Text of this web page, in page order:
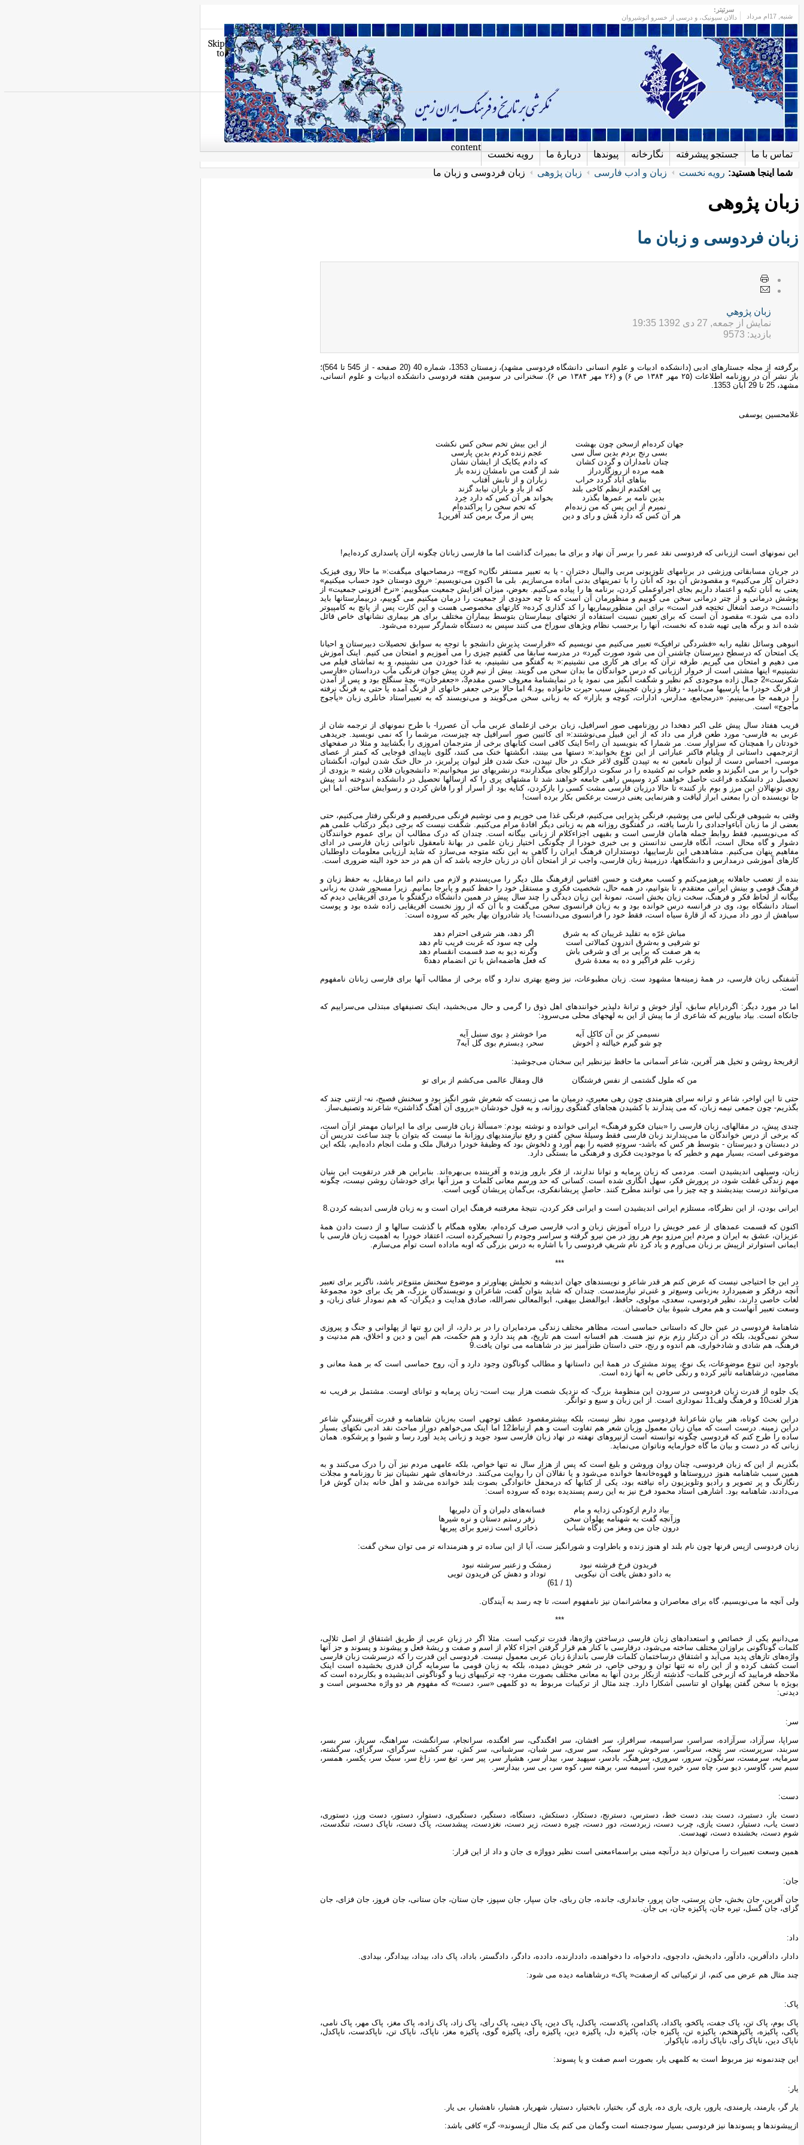
شنبه
سرتیتر:
دالان سیونیک، و درسی از خسرو انوشیروان
رویه نخست دربارهٔ ما پیوندها نگارخانه جستجو پیشرفته تماس با ما
Skip
to
content
شما اینجا هستید: رویه نخست زبان و ادب فارسی زبان پژوهی زبان فردوسی و زبان ما
زبان پژوهی
زبان فردوسی و زبان ما
زبان پژوهي
نمایش از جمعه, 27 دی 1392 19:35
بازدید: 9573
برگرفته از مجله جستارهای ادبی (دانشکده ادبیات و علوم انسانی دانشگاه فردوسی مشهد)، زمستان 1353، شماره 40 (20 صفحه - از 545 تا 564)؛
باز نشر آن در روزنامه اطلاعات (۲۵ م‍ه‍ر ۱۳۸۴ ص‌ ۶) و (۲۶ م‍ه‍ر ۱۳۸۴ ص‌ ۶). سخنرانی در سومین هفته فردوسی دانشکده ادبیات و علوم انسانی،
مشهد، 25 تا 29 آبان 1353.
غلامحسین یوسفی
جهان کرده‌ام ازسخن چون بهشت از این بیش تخم سخن کس نکشت‏
بسی رنج بردم بدین سال سی عجم زنده کردم بدین پارسی‏
چنان نامداران و گردن کشان که دادم یکایک از ایشان نشان‏
همه مرده از روزگاردراز شد از گفت من نامشان زنده باز
بناهای آباد گردد خراب زباران و از تابش آفتاب‏
پی افکندم ازنظم کاخی بلند که از باد و باران نیابد گزند
بدین نامه بر عمرها بگذرد بخواند هر آن کس که دارد خِرد
نمیرم از این پس که من زنده‌ام که تخم سخن را پراکنده‌ام‏
هر آن کس که دارد هُش و رای و دین پس از مرگ برمن کند آفرین‏1
این نمونه‏ای است اززبانی که فردوسی نقد عمر را برسر آن نهاد و برای ما بمیراث گذاشت اما ما فارسی زبانان چگونه ازآن پاسداری کرده‌ایم!
در جریان مسابقاتی ورزشی در برنامه‏ای تلوزیونی مربی والیبال دختران - یا به تعبیر مستفر نگان« کوچ»- درمصاحبه‏ای میگفت:« ما حالا روی فیزیک
دختران کار می‌کنیم» و مقصودش آن بود که آنان را با تمرینهای بدنی آماده می‌سازیم. بلی ما اکنون می‌نویسیم: «روی دوستان خود حساب میکنیم»
یعنی به آنان تکیه و اعتماد داریم بجای اجراوعملی کردن، برنامه ها را پیاده می‌کنیم. بعوض، میزان افزایش جمعیت میگوییم: «نرخ افزونی جمعیت» از
پوشش درمانی و از چتر درمانی سخن می گوییم و منظورمان آن است که تا چه حدودی از جمعیت را درمان میکنیم می گوییم، دربیمارستانها باید
دانست« درصد اشغال تخت‏چه قدر است» برای این منظوربیماریها را کد گذاری کرده« کارتهای مخصوصی هست و این کارت پس از پانچ به کامپیوتر
داده می شود.» مقصود آن است که برای تعیین نسبت استفاده از تختهای بیمارستان بتوسط بیماران مختلف برای هر بیماری نشانه‏ای خاص قائل
شده اند و برگه هایی تهیه شده که نخست، آنها را برحسب نظام ویژه‏ای سوراخ می کنند سپس به دستگاه شمارگر سپرده می‌شود.
انبوهی وسائل نقلیه رابه «فشردگی ترافیک» تعبیر می‌کنیم می نویسیم که «قرارست پذیرش دانشجو با توجه به سوابق تحصیلات دبیرستان و احیانا
یک امتحان که درسطح دبیرستان چاشنی آن می شود صورت گیرد» در مدرسه سابقا می گفتیم چیزی را می آموزیم و امتحان می کنیم. اینک آموزش
می دهیم و امتحان می گیریم. طرفه ترآن که برای هر کاری می نشینیم:« به گفتگو می نشینیم، به غذا خوردن می نشینیم، و به تماشای فیلم می
نشینیم» اینها مشتی است از خروار اززبانی که درس خواندگان ما بدان سخن می گویند. بیش از نیم قرن پیش جوان فرنگی مآب درداستان «فارسی
شکرست»2 جمال زاده موجودی کم نظیر و شگفت انگیز می نمود یا در نمایشنامهٔ معروف حسن مقدم3، «جعفرخان»- بچهٔ سنگلج بود و پس از آمدن
از فرنگ خودرا ما پارسیها می‌نامید - رفتار و زبان عجیبش سبب حیرت خانواده بود.4 اما حالا برخی جعفر خانهای از فرنگ آمده یا حتی به فرنگ نرفته
را درهمه جا می‌بینیم: «درمجامع، مدارس، ادارات، کوچه و بازار» که به زبانی سخن می‌گویند و می‌نویسند که به تعبیراستاد خانلری زبان «یأجوج
مأجوج» است.
قریب هفتاد سال پیش علی اکبر دهخدا در روزنامه‏ی صور اسرافیل، زبان برخی ازعلمای عربی مأب آن عصررا- با طرح نمونه‏ای از ترجمه شان از
عربی به فارسی- مورد طعن قرار می داد که از این قبیل می‌نوشتند:« ای کاتبین صور اسرافیل چه چیزست، مرشما را که نمی نویسید. جریده‏ی
خودتان را همچنان که سزاوار ست. مر شمارا که بنویسید آن را»5 اینک کافی است کتابهای برخی از مترجمان امروزی را بگشایید و مثلا در صفحه‏ای
ازترجمه‏ی داستانی از ویلیام فاکنر عباراتی از این نوع بخوانید:« دستها می بینند، انگشتها خنک می کنند، گلوی ناپیدای قوجایی که کمتر از عصای
موسی، احساس دست از لیوان نامعین نه به تپیدن گلوی لاغر خنک در حال تپیدن، خنک شدن فلز لیوان پرلبریز، در حال خنک شدن لیوان، انگشتان
خواب را بر می انگیزند و طعم خواب نم کشیده را در سکوت درازگلو بجای میگذارند» درنشریه‏ای نیز میخوانیم:« دانشجویان فلان رشته « بزودی از
تحصیل در دانشکده فراغت حاصل خواهند کرد وسپس راهی جامعه خواهند شد تا مشتهای پری را که ازسالها تحصیل در دانشکده اندوخته اند پیش
روی نونهالان این مرز و بوم باز کنند» تا حالا درزبان فارسی مشت کسی را بازکردن، کنایه بود از اسرار او را فاش کردن و رسوایش ساختن. اما این
جا نویسنده آن را بمعنی ابراز لیاقت و هنرنمایی یعنی درست برعکس بکار برده است!
وقتی به شیوه‏ی فرنگی لباس می پوشیم، فرنگی پذیرایی می‌کنیم، فرنگی غذا می خوریم و می نوشیم فرنگی می‌رقصیم و فرنگی رفتار می‌کنیم، حتی
بعضی از ما زبان آباءواجدادی را نارسا یافته، در گفتگوی روزانه هم به زبانی دیگر افادهٔ مرام می‌کنیم. شگفت نیست که برخی دیگر درکتاب علمی هم
که می‌نویسیم، فقط روابط جمله هامان فارسی است و بقیه‏ی اجزاءکلام از زبانی بیگانه است. چندان که درک مطالب آن برای عموم خوانندگان
دشوار و گاه محال است، آنگاه فارسی ندانستن و بی خبری خودرا از چگونگی اختیار زبان علمی در بهانهٔ نامعقول ناتوانی زبان فارسی در ادای
مفاهیم پنهان می‌کنیم. مشاهده‏ی این نارساییها، دوستداران فرهنگ ایران را گاهی به این نکته متوجه می‌سازد که شاید ارزیابی معلومات داوطلبان
کارهای آموزشی درمدارس و دانشگاهها، درزمینهٔ زبان فارسی، واجب تر از امتحان آنان در زبان خارجه باشد که آن هم در حد خود البته ضروری است.
بنده از تعصب جاهلانه پرهیزمی‌کنم و کسب معرفت و حسن اقتباس ازفرهنگ ملل دیگر را می‌پسندم و لازم می دانم اما درمقابل، به حفظ زبان و
فرهنگ قومی و بینش ایرانی معتقدم، تا بتوانیم، در همه حال، شخصیت فکری و مستقل خود را حفظ کنیم و پابرجا بمانیم. زیرا مسحور شدن به زبانی
بیگانه از لحاظ فکر و فرهنگ، سخت زیان بخش است، نمونهٔ این زیان دیدگی را چند سال پیش در همین دانشگاه درگفتگو با مردی آفریقایی دیدم که
استاد دانشگاه بود، وی در فرانسه درس خوانده بود و به زبان فرانسوی سخن می‌گفت و با آن که از روز نخست آفریقایی زاده شده بود و پوست
سیاهش از دور داد می‌زد که از قارهٔ سیاه است، فقط خود را فرانسوی می‌دانست! یاد شادروان بهار بخیر که سروده است:
مباش غرّه به تقلید غریبان که به شرق اگر دهد، هنر شرقی احترام دهد
تو شرقیی و به‌شرق اندرون کمالاتی است ولی چه سود که غربت فریب تام دهد
به هر صفت که برآیی بر آی و شرقی باش وگرنه دیو به صد قسمت انقسام دهد
زغرب علم فراگیر و ده به معدهٔ شرق که فعل هاضمه‌اش با تن انضمام دهد6
آشفتگی زبان فارسی، در همهٔ زمینه‌ها مشهود ست. زبان مطبوعات، نیز وضع بهتری ندارد و گاه برخی از مطالب آنها برای فارسی زبانان نامفهوم
است.
اما در مورد دیگر: اگردرایام سابق، آواز خوش و ترانهٔ دلپذیر خواننده‏ای اهل ذوق را گرمی و حال می‌بخشید، اینک تصنیفهای مبتذلی می‌سراییم که
جانکاه است. بیاد بیاوریم که شاعری از ما پیش از این به لهجه‏ای محلی می‌سرود:
نسیمی کز بن آن کاکل آیه مرا خوشتر دِ بوی سنبل آیه‏
چو شو گیرم خیالته دِ آخوش سحر، دِبسترم بوی گل آیه‏7
ازقریحهٔ روشن و تخیل هنر آفرین، شاعر آسمانی ما حافظ نیزنظیر این سخنان می‌جوشید:
من که ملول گشتمی از نفس فرشتگان قال ومقال عالمی می‌کشم از برای تو
حتی تا این اواخر، شاعر و ترانه سرای هنرمندی چون رهی معیری، درمیان ما می زیست که شعرش شور انگیز بود و سخنش فصیح، نه- ازتنی چند که
بگذریم- چون جمعی نیمه زبان، که می پندارند با کشیدن هجاهای گفتگوی روزانه، و به قول خودشان «برروی آن آهنگ گذاشتن» شاعرند وتصنیف‌ساز.
چندی پیش، در مقاله‏ای، زبان فارسی را «بنیان فکرو فرهنگ» ایرانی خوانده و نوشته بودم: «مسألهٔ زبان فارسی برای ما ایرانیان مهمتر ازآن است،
که برخی از درس خواندگان ما می‌پندارند زبان فارسی فقط وسیلهٔ سخن گفتن و رفع نیازمندیهای روزانهٔ ما نیست که بتوان با چند ساعت تدریس آن
در دبستان و دبیرستان - بتوسط هر کس که باشد- سروتهِ قضیه را بهم آورد و دلخوش بود که وظیفهٔ خودرا درقبال ملک و ملت انجام داده‌ایم، بلکه این
موضوعی است، بسیار مهم و خطیر که با موجودیت فکری و فرهنگی ما بستگی دارد.
زبان، وسیله‏ی اندیشیدن است. مردمی که زبان پرمایه و توانا ندارند، از فکر بارور وزنده و آفریننده بی‌بهره‌اند. بنابراین هر قدر درتقویت این بنیان
مهم زندگی غفلت شود، در پرورش فکر، سهل انگاری شده است. کسانی که حد ورسم معانی کلمات و مرز آنها برای خودشان روشن نیست، چگونه
می‌توانند درست بیندیشند و چه چیز را می توانند مطرح کنند. حاصلِ پریشان‏فکری، بی‌گمان پریشان گویی است.
ایرانی بودن، از این نظرگاه، مستلزم ایرانی اندیشیدن است و ایرانی فکر کردن، نتیجهٔ معرفت‏به فرهنگ ایران است و به زبان فارسی اندیشه کردن.8
اکنون که قسمت عمده‏ای از عمر خویش را درراه آموزش زبان و ادب فارسی صرف کرده‌ام، بعلاوه همگام با گذشت سالها و از دست دادن همهٔ
عزیزان، عشق به ایران و مردم این مرزو بوم هر روز در من نیرو گرفته و سراسر وجودم را تسخیرکرده است، اعتقاد خودرا به اهمیت زبان فارسی با
ایمانی استوارتر ازپیش بر زبان می‌آورم و یاد کردِ نام شریفِ فردوسی را با اشاره به درس بزرگی که اوبه ماداده است توأم می‌سازم.
***
در این جا احتیاجی نیست که عرض کنم هر قدر شاعر و نویسنده‏ای جهان اندیشه و تخیلش پهناورتر و موضوع سخنش متنوع‌تر باشد، ناگزیر برای تعبیر
آنچه درفکر و ضمیردارد به‌زبانی وسیع‌تر و غنی‌تر نیازمندست. چندان که شاید بتوان گفت، شاعران و نویسندگان بزرگ، هر یک برای خود مجموعهٔ
لغات خاصی دارند، نظیر فردوسی، سعدی، مولوی، حافظ، ابوالفضل بیهقی، ابوالمعالی نصرالله، صادق هدایت و دیگران- که هم نمودار غنای زبان، و
وسعت تعبیر آنهاست و هم معرف شیوهٔ بیان خاصشان.
شاهنامهٔ فردوسی در عین حال که داستانی حماسی است، مظاهر مختلف زندگی مردم‏ایران را در بر دارد، از این رو تنها از پهلوانی و جنگ و پیروزی
سخن نمی‌گوید، بلکه در آن درکنار رزم بزم نیز هست. هم افسانه است هم تاریخ، هم پند دارد و هم حکمت، هم آیین و دین و اخلاق، هم مدنیت و
فرهنگ، هم شادی و شادخواری، هم اندوه و رنج، حتی داستان طنزآمیز نیز در شاهنامه می توان یافت.9
باوجود این تنوع موضوعات، یک نوع، پیوند مشترک در همهٔ این داستانها و مطالب گوناگون وجود دارد و آن، روح حماسی است که بر همهٔ معانی و
مضامین، درشاهنامه تأثیر کرده و رنگی خاص به آنها زده است.
یک جلوه از قدرت زبان فردوسی در سرودن این منظومهٔ بزرگ- که نزدیک شصت هزار بیت است- زبان پرمایه و توانای اوست. مشتمل بر قریب نه
هزار لغت10 و فرهنگ ولف11 نموداری است. از این زبان و سیع و توانگر.
دراین بحث کوتاه، هنر بیان شاعرانهٔ فردوسی مورد نظر نیست، بلکه بیشترمقصود عطف توجهی است به‌زبان شاهنامه و قدرت آفرینندگیِ شاعر
دراین زمینه. درست است که میان زبان معمول وزبان شعر هم تفاوت است و هم ارتباط12 اما اینک می‌خواهم دوراز مباحث نقد ادبی نکته‏ای بسیار
ساده را طرح کنم که فردوسی چگونه توانسته است ازنیروهای نهفته در نهاد زبان فارسی سود جوید و زبانی پدید آورد رسا و شیوا و پرشکوه. همان
زبانی که در دست و بیان ما گاه خوارمایه وناتوان می‌نماید.
بگذریم از این که زبان فردوسی، چنان روان وروشن و بلیغ است که پس از هزار سال نه تنها خواص، بلکه عامه‏ی مردم نیز آن را درک می‌کنند و به
همین سبب شاهنامه هنوز درروستاها و قهوه‌خانه‌ها خوانده می‌شود و یا نقالان آن را روایت می‌کنند. درخانه‌های شهر نشینان نیز تا روزنامه و مجلات
رنگارنگ و پر تصویر و رادیو وتلویزیون راه نیافته بود، یکی از کتابها که درمحفل خانوادگی بصوت بلند خوانده می‌شد و اهل خانه بدان گوش فرا
می‌دادند، شاهنامه بود. اشاره‏ی استاد محمود فرخ نیز به این رسم پسندیده بوده که سروده است:
بیاد دارم ازکودکی زدایه و مام فسانه‌های دلیران و آن دلیریها
وزآنچه گفت به شهنامه پهلوان سخن زفر رستم دستان و نره شیرها
درون جان من ومغز من زگاه شباب ذخائری است زنیرو برای پیریها
زبان فردوسی ازپس قرنها چون نام بلند او هنوز زنده و باطراوت و شورانگیز ست، آیا از این ساده تر و هنرمندانه تر می توان سخن گفت:
فریدون فرخ فرشته نبود زمشک و زعنبر سرشته نبود
به دادو دهش یافت آن نیکویی توداد و دهش کن فریدون تویی‏
(1 / 61)
ولی آنچه ما می‌نویسیم، گاه برای معاصران و معاشرانمان نیز نامفهوم است، تا چه رسد به آیندگان.
***
می‌دانیم یکی از خصائص و استعدادهای زبان فارسی درساختن واژه‌ها، قدرت ترکیب است. مثلا اگر در زبان عربی از طریق اشتقاق از اصل ثلالی،
کلمات گوناگونی براوزان مختلف ساخته می‌شود، درفارسی با کنار هم قرار گرفتن اجزاء کلام از اسم و صفت و ریشهٔ فعل و پیشوند و پسوند و جز آنها
واژه‌های تازه‏ای پدید می‌آید و اشتقاق درساختمان کلمات فارسی باندازهٔ زبان عربی معمول نیست. فردوسی این قدرت را که درسرشت زبان فارسی
است کشف کرده و از این راه نه تنها توان و روحی خاص، در شعر خویش دمیده، بلکه به زبان قومی ما سرمایه گران قدری بخشیده است اینک
ملاحظه فرمایید که ازبرخی کلمات- گذشته ازبکار بردن آنها به معانی مختلف بصورت مفرد- چه ترکیبهای زیبا و گوناگونی اندیشیده و بکاربرده است که
بویژه با سخن گفتن پهلوان او تناسبی آشکارا دارد. چند مثال از ترکیبات مربوط به دو کلمه‏ی «سر، دست» که مفهوم هر دو واژه محسوس است و
دیدنی:
سر:
سراپا، سرآزاد، سرآزاده، سراسر، سراسیمه، سرافراز، سر افشان، سر افگندگی، سر افگنده، سرانجام، سرانگشت، سراهنگ، سریاز، سر بسر،
سربند، سرپرست، سر پنجه، سرتاسر، سرخوش، سر سبک، سر سری، سر شبان، سرشبانی، سر کش، سر کشی، سرگرای، سرگزای، سرگشته،
سرمایه، سرمست، سرنگون، سرور، سروری، سرهنگ، بادسر، سپهبد سر، بیدار سر، هشیار سر، پیر سر، تیغ سر، زاغ سر، سبک سر، یکسر، همسر،
سیم سر، گاوسر، دیو سر، چاه سر، خیره سر، آسیمه سر، برهنه سر، کوه سر، بی سر، بیدارسر.
دست:
دست باز، دستبرد، دست بند، دست خط، دسترس، دسترنج، دستکار، دستکش، دستگاه، دستگیر، دستگیری، دستوار، دستور، دست ورز، دستوری،
دست یاب، دستیار، دست یازی، چرب دست، زبردست، دور دست، چیره دست، زیر دست، نغزدست، پیشدست، پاک دست، ناپاک دست، تنگدست،
شوم دست، بخشنده دست، تهیدست.
همین وسعت تعبیرات را می‌توان دید درآنچه مبنی براسماءمعنی است نظیر دوواژه ی جان و داد از این قرار:
جان:
جان آفرین، جان بخش، جان پرستی، جان پرور، جانداری، جانده، جان ربای، جان سپار، جان سپوز، جان ستان، جان ستانی، جان فروز، جان فزای، جان
گزای، جان گسل، تیره جان، پاکیزه جان، بی جان.
داد:
دادار، دادآفرین، دادآور، دادبخش، دادجوی، دادخواه، دا دخواهنده، داددارنده، دادده، دادگر، دادگستر، باداد، پاک داد، بیداد، بیدادگر، بیدادی.
چند مثال هم عرض می کنم، از ترکیباتی که ازصفت« پاک» درشاهنامه دیده می شود:
پاک:
پاک بوم، پاک تن، پاک جفت، پاکخو، پاکداد، پاکدامن، پاکدست، پاکدل، پاک دین، پاک دینی، پاک رأی، پاک زاد، پاک زاده، پاک مغز، پاک مهر، پاک نامی،
پاکی، پاکیزه، پاکیزه‏تخم، پاکیزه تن، پاکیزه جان، پاکیزه دل، پاکیزه دین، پاکیزه رأی، پاکیزه گوی، پاکیزه مغز، ناپاک، ناپاک تن، ناپاکدست، ناپاکدل،
ناپاک دین، ناپاک رأی، ناپاک زاده، ناپاکوار.
این چندنمونه نیز مربوط است به کلمه‏ی یار، بصورت اسم صفت و یا پسوند:
یار:
یار گر، یارمند، یارمندی، یارور، یاری، یاری ده، یاری گر، بختیار، نابختیار، دستیار، شهریار، هشیار، ناهشیار، بی یار.
ازپیشوندها و پسوندها نیز فردوسی بسیار سودجسته است وگمان می کنم یک مثال ازپسوند«- گر» کافی باشد: